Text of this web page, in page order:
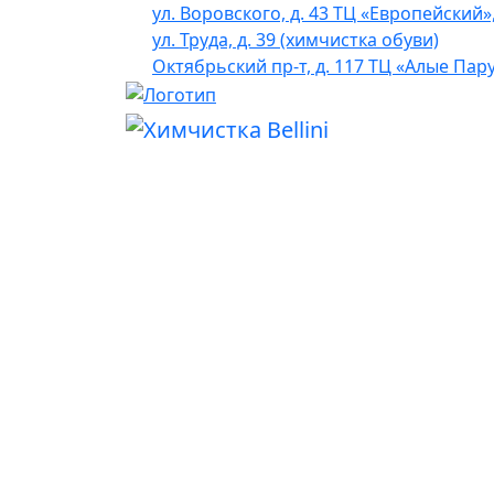
ул. Воровского, д. 43 ТЦ
ул. Труда, д. 39 (химчистка обуви)
Октябрьский пр-т, д. 117 ТЦ «Алые